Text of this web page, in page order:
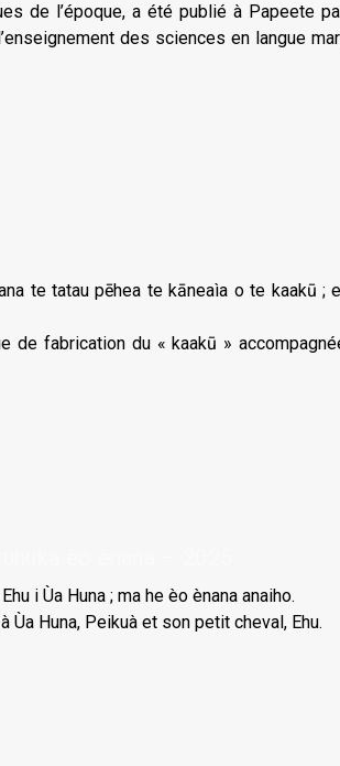
de l’époque, a été publié à Papeete
des sciences en langue
te tatau pēhea te kāneaìa o te kaakū ;
de fabrication du « kaakū »
i Ùa Huna ; ma he èo ènana anaiho.
Huna, Peikuà et son petit cheval, Ehu.